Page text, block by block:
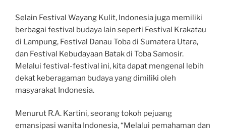
Selain Festival Wayang Kulit, Indonesia juga memiliki
berbagai festival budaya lain seperti Festival Krakatau
di Lampung, Festival Danau Toba di Sumatera Utara,
dan Festival Kebudayaan Batak di Toba Samosir.
Melalui festival-festival ini, kita dapat mengenal lebih
dekat keberagaman budaya yang dimiliki oleh
masyarakat Indonesia.
Menurut R.A. Kartini, seorang tokoh pejuang
emansipasi wanita Indonesia, “Melalui pemahaman dan